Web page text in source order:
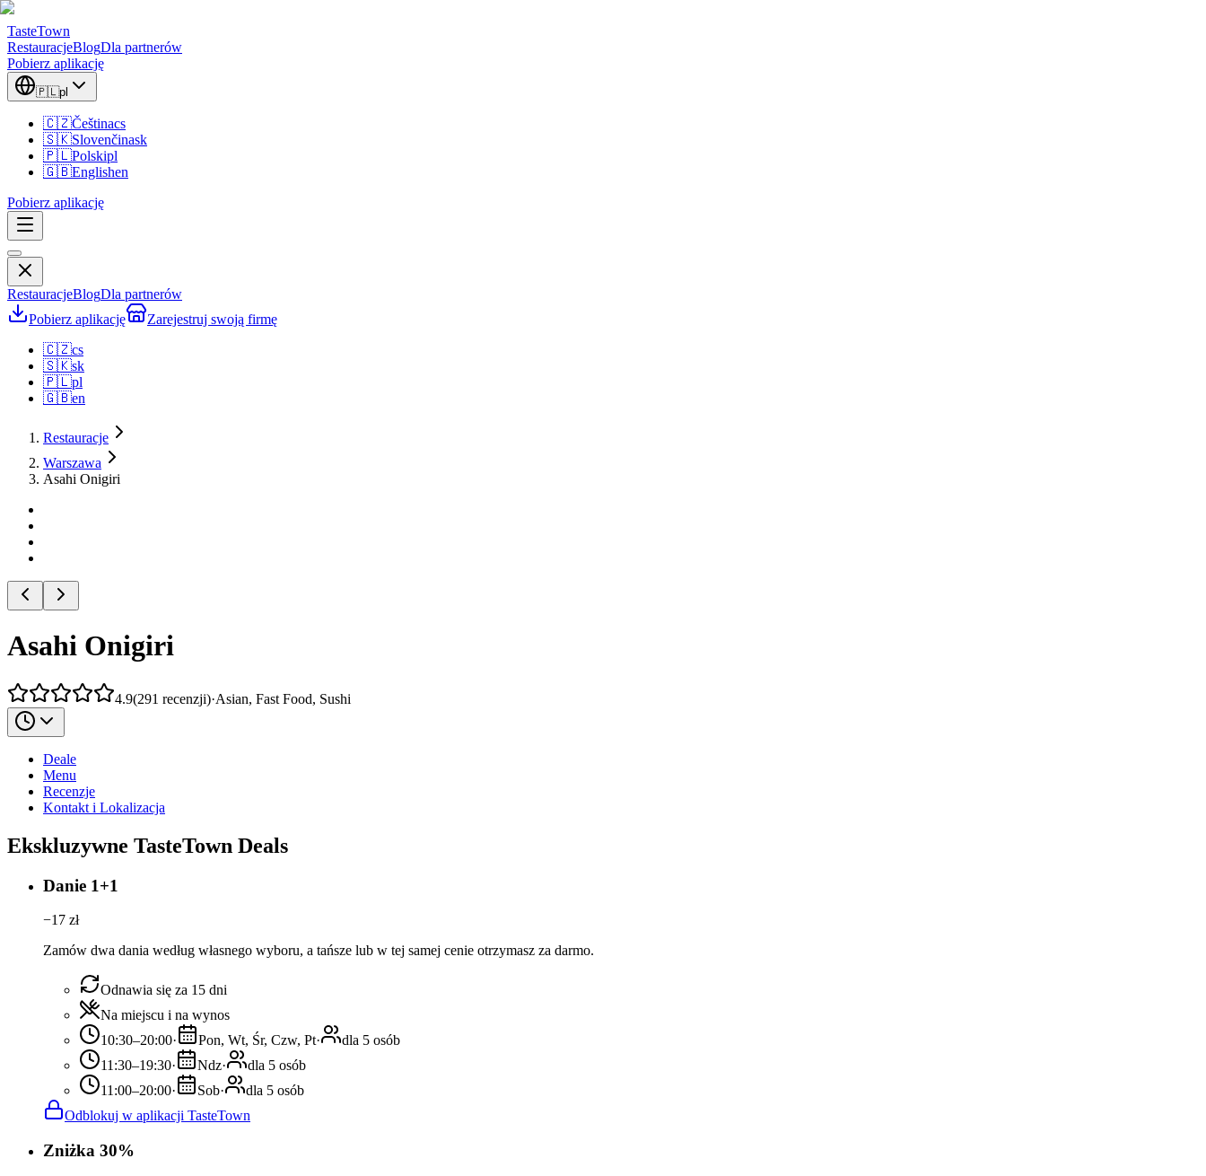
TasteTown
RestauracjeBlogDla partnerów
Pobierz aplikację
🇵🇱pl
🇨🇿Češtinacs
🇸🇰Slovenčinask
🇵🇱Polskipl
🇬🇧Englishen
Pobierz aplikację
RestauracjeBlogDla partnerów
Pobierz aplikację
Zarejestruj swoją firmę
🇨🇿cs
🇸🇰sk
🇵🇱pl
🇬🇧en
Restauracje
Warszawa
Asahi Onigiri
Asahi Onigiri
4.9(291 recenzji)·Asian, Fast Food, Sushi
Deale
Menu
Recenzje
Kontakt i Lokalizacja
Ekskluzywne TasteTown Deals
Danie 1+1
−17 zł
Zamów dwa dania według własnego wyboru, a tańsze lub w tej samej cenie otrzymasz za darmo.
Odnawia się za 15 dni
Na miejscu i na wynos
10:30–20:00· Pon, Wt, Śr, Czw, Pt·
dla 5 osób
11:30–19:30· Ndz·
dla 5 osób
11:00–20:00· Sob·
dla 5 osób
Odblokuj w aplikacji TasteTown
Zniżka 30%